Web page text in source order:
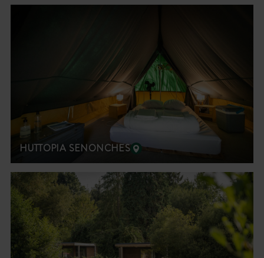
HUTTOPIA SENONCHES